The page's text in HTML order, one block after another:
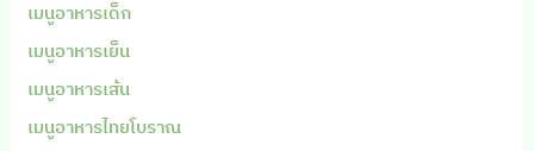
เมนูอาหารเด็ก
เมนูอาหารเย็น
เมนูอาหารเส้น
เมนูอาหารไทยโบราณ